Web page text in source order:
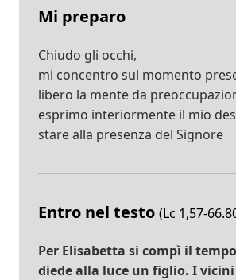
Mi preparo
Chiudo gli occhi,
mi concentro sul momento
libero la mente da
esprimo interiormente il mio
stare alla presenza del Signore
Entro nel testo (Lc 1,57-
Per Elisabetta si compì il
diede alla luce un figlio. I